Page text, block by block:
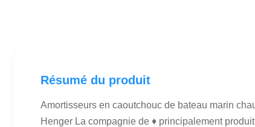
Résumé du produit
Amortisseurs en caoutchouc de bateau marin
Henger La compagnie de ♦ principalement